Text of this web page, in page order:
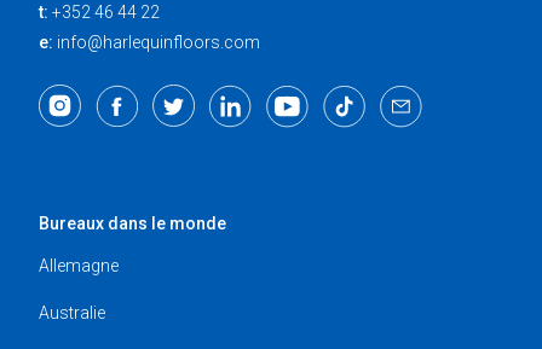
t: +352 46 44 22
e: info@harlequinfloors.com
Bureaux dans le monde
Allemagne
Australie